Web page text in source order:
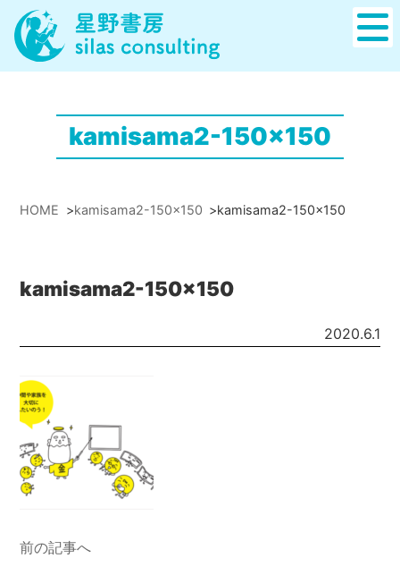
kamisama2-150x150
HOME >kamisama2-150x150 >kamisama2-150x150
kamisama2-150x150
2020.6.1
前の記事へ